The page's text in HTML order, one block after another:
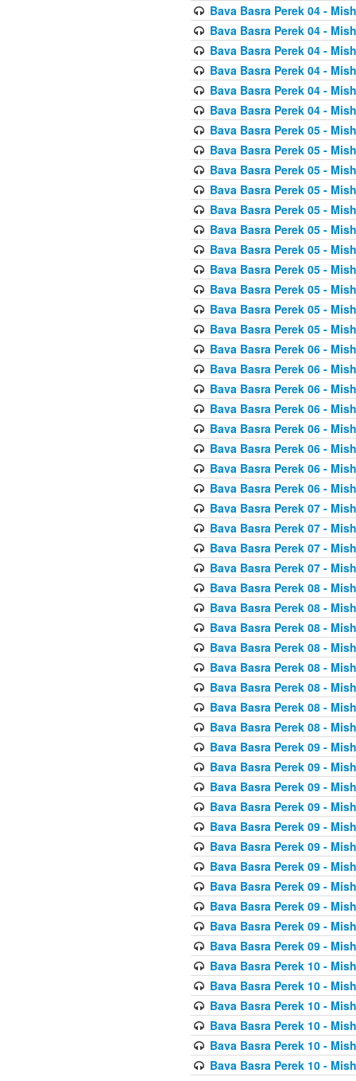
Bava Basra Perek 04 -
Bava Basra Perek 04 -
Bava Basra Perek 04 -
Bava Basra Perek 04 -
Bava Basra Perek 04 -
Bava Basra Perek 04 -
Bava Basra Perek 05 -
Bava Basra Perek 05 -
Bava Basra Perek 05 -
Bava Basra Perek 05 -
Bava Basra Perek 05 -
Bava Basra Perek 05 -
Bava Basra Perek 05 -
Bava Basra Perek 05 -
Bava Basra Perek 05 -
Bava Basra Perek 05 -
Bava Basra Perek 05 -
Bava Basra Perek 06 -
Bava Basra Perek 06 -
Bava Basra Perek 06 -
Bava Basra Perek 06 -
Bava Basra Perek 06 -
Bava Basra Perek 06 -
Bava Basra Perek 06 -
Bava Basra Perek 06 -
Bava Basra Perek 07 -
Bava Basra Perek 07 -
Bava Basra Perek 07 -
Bava Basra Perek 07 -
Bava Basra Perek 08 -
Bava Basra Perek 08 -
Bava Basra Perek 08 -
Bava Basra Perek 08 -
Bava Basra Perek 08 -
Bava Basra Perek 08 -
Bava Basra Perek 08 -
Bava Basra Perek 08 -
Bava Basra Perek 09 -
Bava Basra Perek 09 -
Bava Basra Perek 09 -
Bava Basra Perek 09 -
Bava Basra Perek 09 -
Bava Basra Perek 09 -
Bava Basra Perek 09 -
Bava Basra Perek 09 -
Bava Basra Perek 09 -
Bava Basra Perek 09 -
Bava Basra Perek 09 -
Bava Basra Perek 10 -
Bava Basra Perek 10 -
Bava Basra Perek 10 -
Bava Basra Perek 10 -
Bava Basra Perek 10 -
Bava Basra Perek 10 -